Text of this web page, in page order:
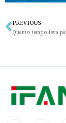
Prev
PREVIOUS